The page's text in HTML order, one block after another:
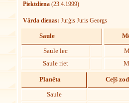
Piektdiena (23.4.1999)
Vārda dienas: Jurģis Juris Georgs
Saule
Saule lec
Saule riet
Planēta Ceļš
Saule